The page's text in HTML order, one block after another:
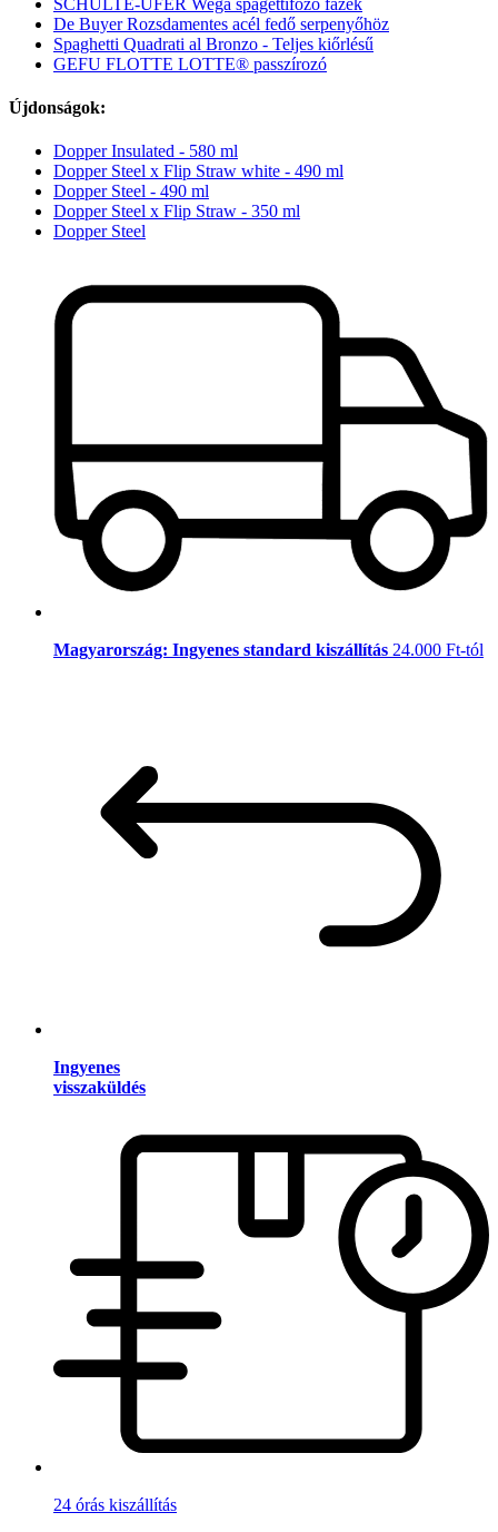
De Buyer Rozsdamentes acél fedő serpenyőhöz
Spaghetti Quadrati al Bronzo - Teljes kiőrlésű
GEFU FLOTTE LOTTE® passzírozó
Újdonságok:
Dopper Insulated - 580 ml
Dopper Steel x Flip Straw white - 490 ml
Dopper Steel - 490 ml
Dopper Steel x Flip Straw - 350 ml
Dopper Steel
Magyarország: Ingyenes standard kiszállítás 24.000 Ft-tól
Ingyenes
visszaküldés
24 órás kiszállítás